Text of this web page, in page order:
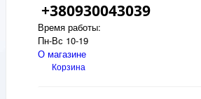
+380930043039
Время работы:
Пн-Вс 10-19
О магазине
Корзина